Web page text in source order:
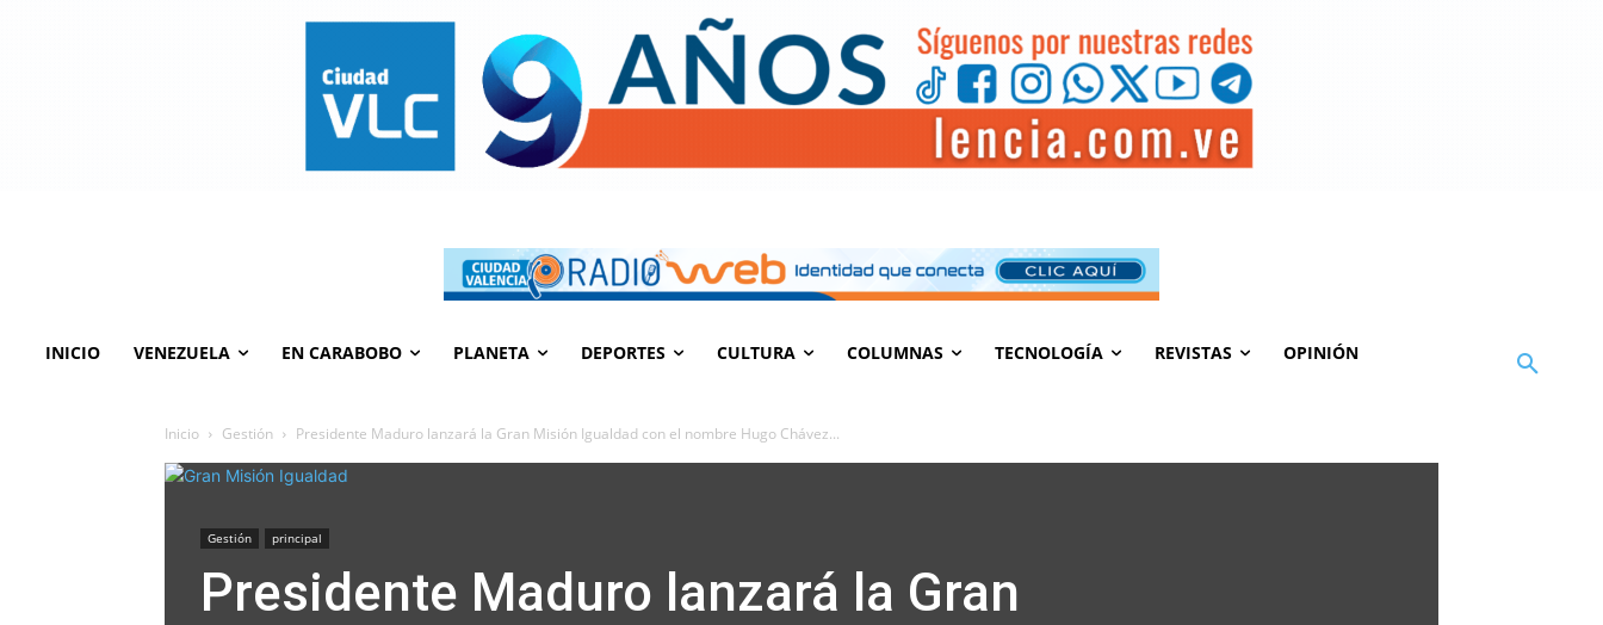
INICIO VENEZUELA EN CARABOBO PLANETA DEPORTES CULTURA COLUMNAS TECNOLOGÍA REVISTAS OPINIÓN
Inicio Gestión Presidente Maduro lanzará la Gran Misión Igualdad con el nombre Hugo Chávez...
Gestión principal
Presidente Maduro lanzará la Gran